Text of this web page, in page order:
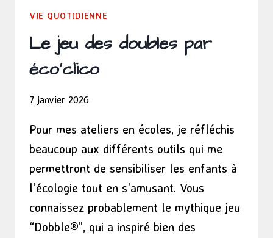
VIE QUOTIDIENNE
Le jeu des doubles par
éco’clico
7 janvier 2026
Pour mes ateliers en écoles, je réfléchis
beaucoup aux différents outils qui me
permettront de sensibiliser les enfants à
l’écologie tout en s’amusant. Vous
connaissez probablement le mythique jeu
“Dobble®”, qui a inspiré bien des